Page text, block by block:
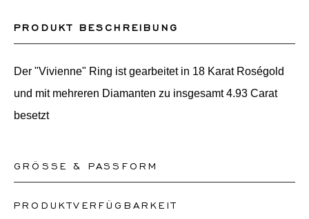
PRODUKT BESCHREIBUNG
Der "Vivienne" Ring ist gearbeitet in 18 Karat Roségold
und mit mehreren Diamanten zu insgesamt 4.93 Carat
besetzt
GRÖSSE & PASSFORM
Unsere Ringe sind in den Größen 50-56 sofort lieferbar.
PRODUKTVERFÜGBARKEIT